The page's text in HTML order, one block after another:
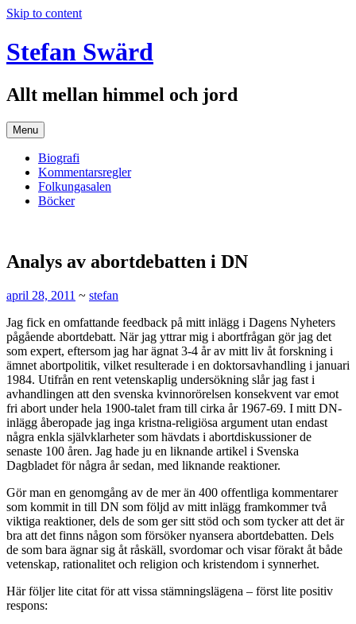
Skip to content
Stefan Swärd
Allt mellan himmel och jord
Menu
Biografi
Kommentarsregler
Folkungasalen
Böcker
Analys av abortdebatten i DN
april 28, 2011 ~ stefan
Jag fick en omfattande feedback på mitt inlägg i Dagens Nyheters
pågående abortdebatt. När jag yttrar mig i abortfrågan gör jag det
som expert, eftersom jag har ägnat 3-4 år av mitt liv åt forskning i
ämnet abortpolitik, vilket resulterade i en doktorsavhandling i januari
1984. Utifrån en rent vetenskaplig undersökning slår jag fast i
avhandlingen att den svenska kvinnorörelsen konsekvent var emot
fri abort under hela 1900-talet fram till cirka år 1967-69. I mitt DN-
inlägg åberopade jag inga kristna-religiösa argument utan endast
några enkla självklarheter som hävdats i abortdiskussioner de
senaste 100 åren. Jag hade ju en liknande artikel i Svenska
Dagbladet för några år sedan, med liknande reaktioner.
Gör man en genomgång av de mer än 400 offentliga kommentarer
som kommit in till DN som följd av mitt inlägg framkommer två
viktiga reaktioner, dels de som ger sitt stöd och som tycker att det är
bra att det finns någon som försöker nyansera abortdebatten. Dels
de som bara ägnar sig åt råskäll, svordomar och visar förakt åt både
vetenskap, rationalitet och religion och kristendom i synnerhet.
Här följer lite citat för att vissa stämningslägena – först lite positiv
respons: